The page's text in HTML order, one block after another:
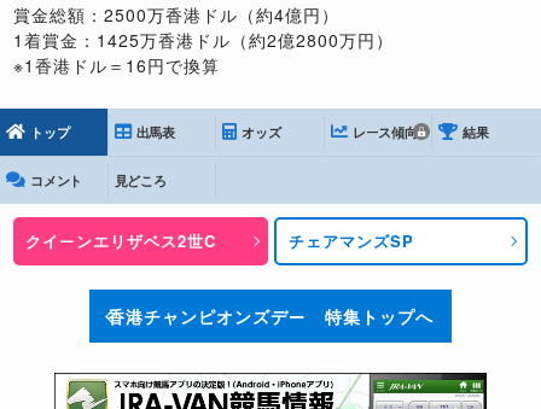
賞金総額：2500万香港ドル（約4億円）
1着賞金：1425万香港ドル（約2億2800万円）
※1香港ドル＝16円で換算
トップ 出馬表 オッズ レース傾向 結果
コメント 見どころ
クイーンエリザベス2世C チェアマンズSP
香港チャンピオンズデー 特集トップへ